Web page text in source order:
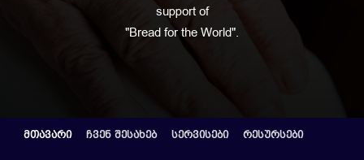
support of
"Bread for the World".
მთავარი ჩვენ შესახებ სერვისები რესურსები